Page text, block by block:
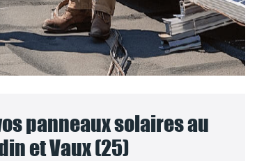
panneaux solaires au
et Vaux (25)